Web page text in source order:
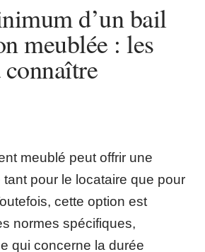
d’un bail
meublée : les
meublé peut offrir une
pour le locataire que pour
cette option est
normes spécifiques,
qui concerne la durée